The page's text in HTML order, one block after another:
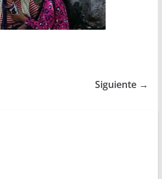
Siguiente →